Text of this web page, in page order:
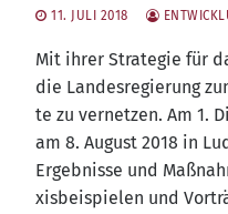
11. JULI 2018
Mit ihrer Stra­te­gie für
die Lan­des­re­gie­rung
te zu ver­net­zen. Am 1.
am 8. August 2018 in
Ergeb­nis­se und
xis­bei­spie­len und